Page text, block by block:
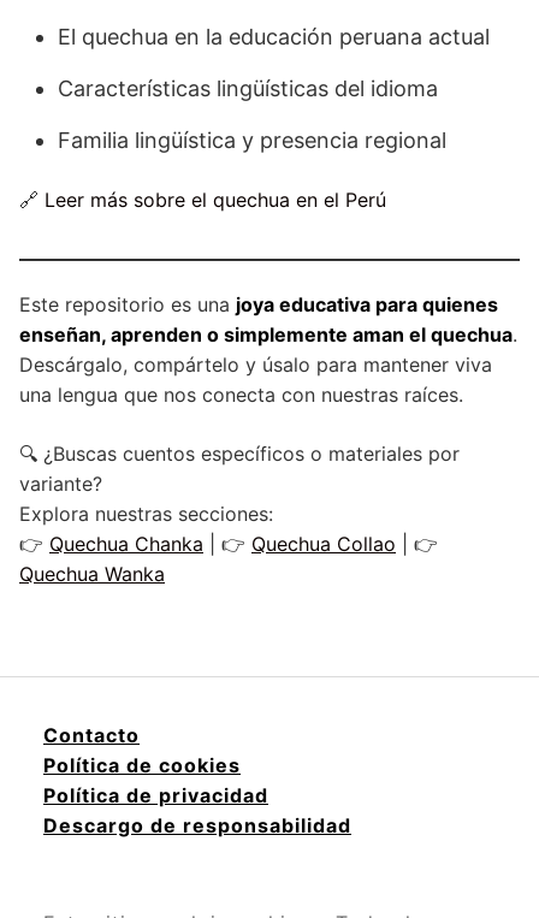
El quechua en la educación peruana actual
Características lingüísticas del idioma
Familia lingüística y presencia regional
🔗 Leer más sobre el quechua en el Perú
Este repositorio es una joya educativa para quienes
enseñan, aprenden o simplemente aman el quechua.
Descárgalo, compártelo y úsalo para mantener viva
una lengua que nos conecta con nuestras raíces.
🔍 ¿Buscas cuentos específicos o materiales por
variante?
Explora nuestras secciones:
👉 Quechua Chanka | 👉 Quechua Collao | 👉
Quechua Wanka
Contacto
Política de cookies
Política de privacidad
Descargo de responsabilidad